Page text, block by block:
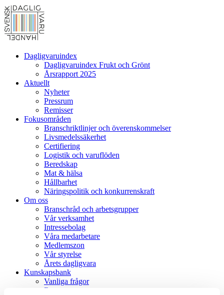
Dagligvaruindex
Dagligvaruindex Frukt och Grönt
Årsrapport 2025
Aktuellt
Nyheter
Pressrum
Remisser
Fokusområden
Branschriktlinjer och överenskommelser
Livsmedelssäkerhet
Certifiering
Logistik och varuflöden
Beredskap
Mat & hälsa
Hållbarhet
Näringspolitik och konkurrenskraft
Om oss
Branschråd och arbetsgrupper
Vår verksamhet
Intressebolag
Våra medarbetare
Medlemszon
Vår styrelse
Årets dagligvara
Kunskapsbank
Vanliga frågor
Rapporter